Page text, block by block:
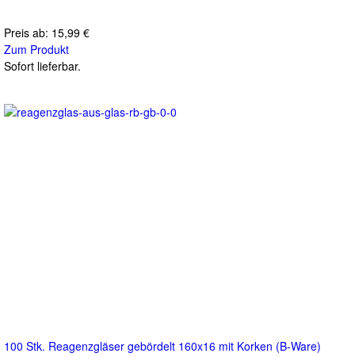
Preis ab: 15,99 €
Zum Produkt
Sofort lieferbar.
100 Stk. Reagenzgläser gebördelt 160x16 mit Korken (B-Ware)